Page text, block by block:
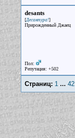
desants
[Десантура!]
Прирожденный Джаец
Пол:
Репутация: +502
Страниц: 1... 42